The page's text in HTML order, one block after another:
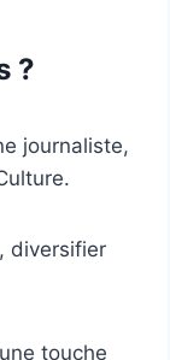
?
journaliste,
diversifier
touche